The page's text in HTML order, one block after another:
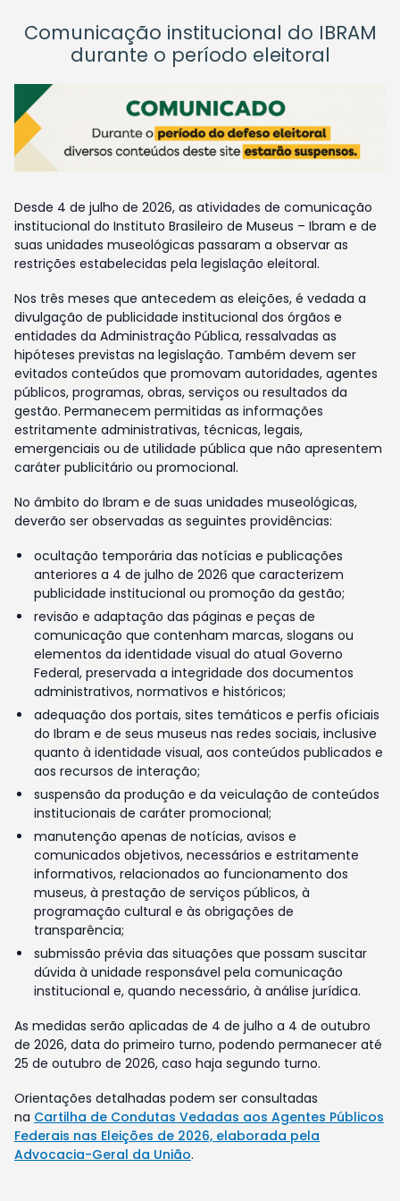
Comunicação institucional do IBRAM
durante o período eleitoral
Desde 4 de julho de 2026, as atividades de comunicação
institucional do Instituto Brasileiro de Museus – Ibram e de
suas unidades museológicas passaram a observar as
restrições estabelecidas pela legislação eleitoral.
Nos três meses que antecedem as eleições, é vedada a
divulgação de publicidade institucional dos órgãos e
entidades da Administração Pública, ressalvadas as
hipóteses previstas na legislação. Também devem ser
evitados conteúdos que promovam autoridades, agentes
públicos, programas, obras, serviços ou resultados da
gestão. Permanecem permitidas as informações
estritamente administrativas, técnicas, legais,
emergenciais ou de utilidade pública que não apresentem
caráter publicitário ou promocional.
No âmbito do Ibram e de suas unidades museológicas,
deverão ser observadas as seguintes providências:
ocultação temporária das notícias e publicações
anteriores a 4 de julho de 2026 que caracterizem
publicidade institucional ou promoção da gestão;
revisão e adaptação das páginas e peças de
comunicação que contenham marcas, slogans ou
elementos da identidade visual do atual Governo
Federal, preservada a integridade dos documentos
administrativos, normativos e históricos;
adequação dos portais, sites temáticos e perfis oficiais
do Ibram e de seus museus nas redes sociais, inclusive
quanto à identidade visual, aos conteúdos publicados e
aos recursos de interação;
suspensão da produção e da veiculação de conteúdos
institucionais de caráter promocional;
manutenção apenas de notícias, avisos e
comunicados objetivos, necessários e estritamente
informativos, relacionados ao funcionamento dos
museus, à prestação de serviços públicos, à
programação cultural e às obrigações de
transparência;
submissão prévia das situações que possam suscitar
dúvida à unidade responsável pela comunicação
institucional e, quando necessário, à análise jurídica.
As medidas serão aplicadas de 4 de julho a 4 de outubro
de 2026, data do primeiro turno, podendo permanecer até
25 de outubro de 2026, caso haja segundo turno.
Orientações detalhadas podem ser consultadas
na Cartilha de Condutas Vedadas aos Agentes Públicos
Federais nas Eleições de 2026, elaborada pela
Advocacia-Geral da União.